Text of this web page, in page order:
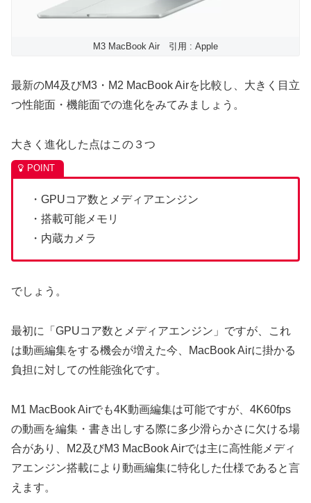
M3 MacBook Air 引用 : Apple
最新のM4及びM3・M2 MacBook Airを比較し、大きく目立
つ性能面・機能面での進化をみてみましょう。
大きく進化した点はこの３つ
・GPUコア数とメディアエンジン
・搭載可能メモリ
・内蔵カメラ
でしょう。
最初に「GPUコア数とメディアエンジン」ですが、これ
は動画編集をする機会が増えた今、MacBook Airに掛かる
負担に対しての性能強化です。
M1 MacBook Airでも4K動画編集は可能ですが、4K60fps
の動画を編集・書き出しする際に多少滑らかさに欠ける場
合があり、M2及びM3 MacBook Airでは主に高性能メディ
アエンジン搭載により動画編集に特化した仕様であると言
えます。